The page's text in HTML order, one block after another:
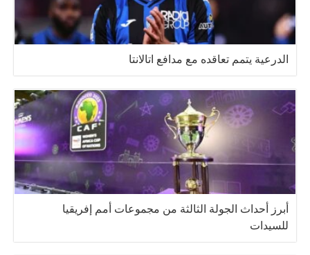
الدرعية يتمم تعاقده مع مدافع اتالانتا
أبرز أحداث الجولة الثالثة من مجموعات أمم إفريقيا
للسيدات